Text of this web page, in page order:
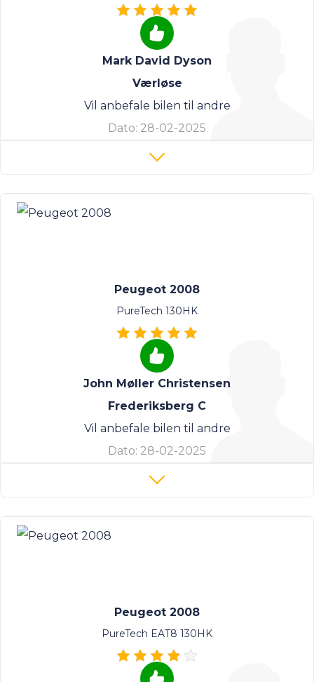
Mark David Dyson
Værløse
Vil anbefale bilen til andre
Dato: 28-02-2025
Peugeot 2008
PureTech 130HK
John Møller Christensen
Frederiksberg C
Vil anbefale bilen til andre
Dato: 28-02-2025
Peugeot 2008
PureTech EAT8 130HK